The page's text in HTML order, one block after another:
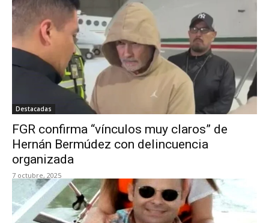
Destacadas
FGR confirma “vínculos muy claros” de
Hernán Bermúdez con delincuencia
organizada
7 octubre, 2025